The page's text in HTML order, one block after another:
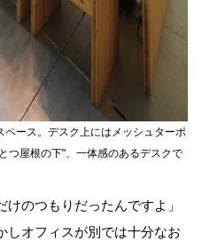
ース。デスク上にはメッシュターポ
つ屋根の下”、一体感のあるデスクで
のつもりだったんですよ」
しオフィスが別では十分なお